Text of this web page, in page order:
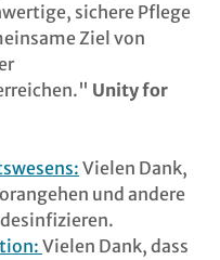
sichere Pflege
Ziel von
Unity for
Vielen Dank,
und andere
Vielen Dank, dass